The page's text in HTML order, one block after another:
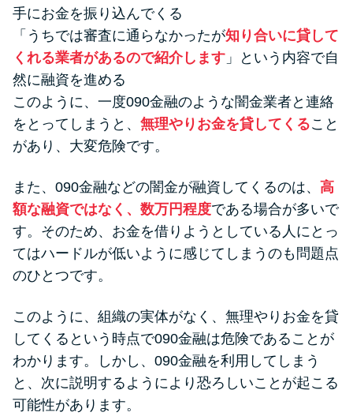
手にお金を振り込んでくる
「うちでは審査に通らなかったが知り合いに貸して
くれる業者があるので紹介します 」という内容で自
然に融資を進める
このように、一度090金融のような闇金業者と連絡
をとってしまうと、 無理やりお金を貸してくること
があり、大変危険です。
また、090金融などの闇金が融資してくるのは、 高
額な融資ではなく、数万円程度である場合が多いで
す。そのため、お金を借りようとしている人にとっ
てはハードルが低いように感じてしまうのも問題点
のひとつです。
このように、組織の実体がなく、無理やりお金を貸
してくるという時点で090金融は危険であることが
わかります。しかし、090金融を利用してしまう
と、次に説明するようにより恐ろしいことが起こる
可能性があります。